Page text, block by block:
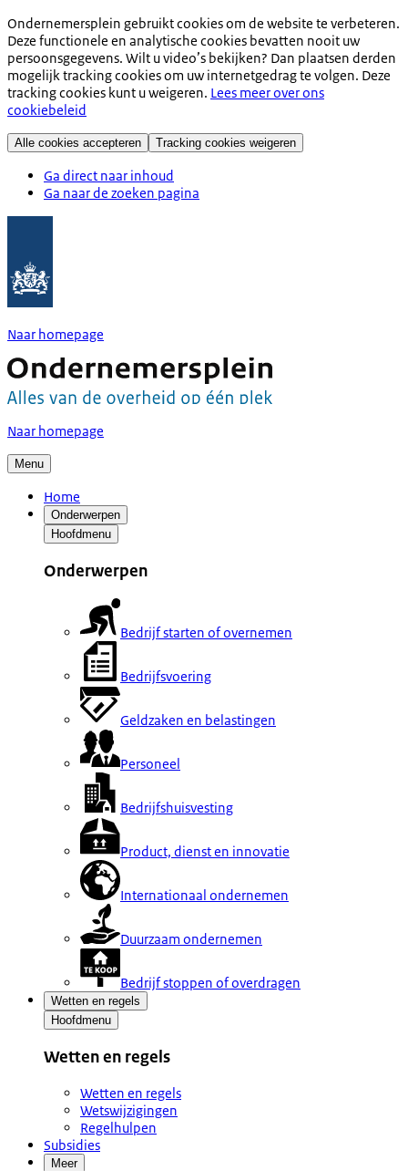
Ondernemersplein gebruikt cookies om de website te verbeteren.
Deze functionele en analytische cookies bevatten nooit uw
persoonsgegevens. Wilt u video’s bekijken? Dan plaatsen derden
mogelijk tracking cookies om uw internetgedrag te volgen. Deze
tracking cookies kunt u weigeren. Lees meer over ons
cookiebeleid
Alle cookies accepteren Tracking cookies weigeren
Ga direct naar inhoud
Ga naar de zoeken pagina
Naar homepage
Naar homepage
Menu
Home
Onderwerpen
Hoofdmenu
Onderwerpen
Bedrijf starten of overnemen
Bedrijfsvoering
Geldzaken en belastingen
Personeel
Bedrijfshuisvesting
Product, dienst en innovatie
Internationaal ondernemen
Duurzaam ondernemen
Bedrijf stoppen of overdragen
Wetten en regels
Hoofdmenu
Wetten en regels
Wetten en regels
Wetswijzigingen
Regelhulpen
Subsidies
Meer